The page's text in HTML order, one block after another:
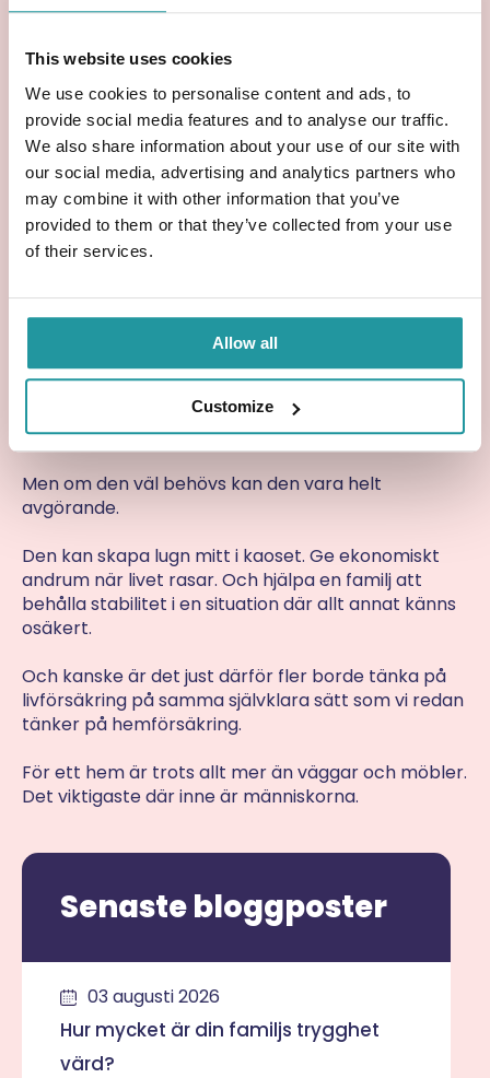
This website uses cookies
We use cookies to personalise content and ads, to
provide social media features and to analyse our traffic.
We also share information about your use of our site with
our social media, advertising and analytics partners who
may combine it with other information that you’ve
provided to them or that they’ve collected from your use
of their services.
Allow all
Customize
funderar över vad som händer med familjen
Det är kanske inte den roligaste frågan att ställa
sig. Men det är en viktig fråga.
Speciellt när man har barn, bolån eller någon
annan som är beroende av ens inkomst.
är ofta den man aldrig
Det fina med en livförsäkring är egentligen att man
hoppas att den aldrig ska behövas.
Men om den väl behövs kan den vara helt
avgörande.
Den kan skapa lugn mitt i kaoset. Ge ekonomiskt
andrum när livet rasar. Och hjälpa en familj att
behålla stabilitet i en situation där allt annat känns
osäkert.
Och kanske är det just därför fler borde tänka på
livförsäkring på samma självklara sätt som vi redan
tänker på hemförsäkring.
För ett hem är trots allt mer än väggar och möbler.
Det viktigaste där inne är människorna.
Senaste bloggposter
03 augusti 2026
Hur mycket är din familjs trygghet
värd?